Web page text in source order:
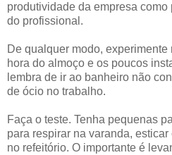
produtividade da empresa
do profissional.
De qualquer modo,
hora do almoço e os poucos
lembra de ir ao banheiro não
de ócio no trabalho.
Faça o teste. Tenha pequenas
para respirar na varanda,
no refeitório. O importante é